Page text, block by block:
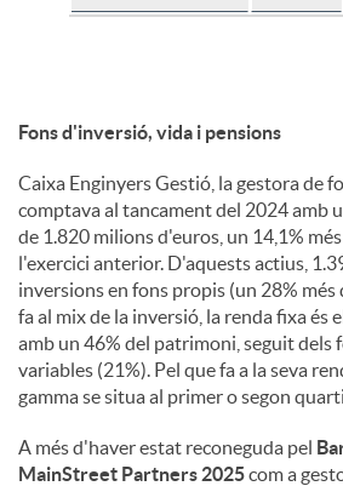
Fons d'inversió, vida i pensions
Caixa Enginyers Gestió, la gestora de
comptava al tancament del 2024 amb
de 1.820 milions d'euros, un 14,1%
l'exercici anterior. D'aquests actius,
inversions en fons propis (un 28% més
fa al mix de la inversió, la renda fixa és
amb un 46% del patrimoni, seguit dels
variables (21%). Pel que fa a la seva
gamma se situa al primer o segon
A més d'haver estat reconeguda pel
MainStreet Partners 2025com a